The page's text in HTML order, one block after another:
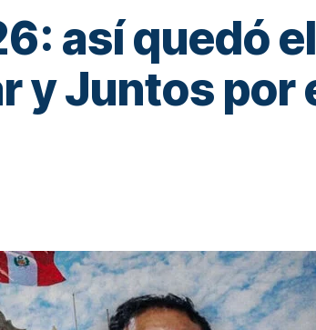
así quedó
y Juntos por